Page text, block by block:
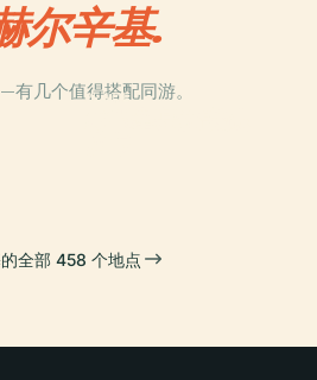
尔辛基.
几个值得搭配同游。
PLACE
PLACE
全部 458 个地点